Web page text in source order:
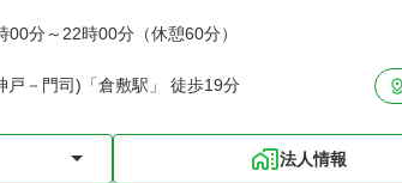
00分～22時00分（休憩60分）
戸－門司)「倉敷駅」 徒歩19分
法人情報